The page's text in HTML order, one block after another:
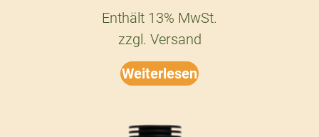
Enthält 13% MwSt.
zzgl. Versand
Weiterlesen